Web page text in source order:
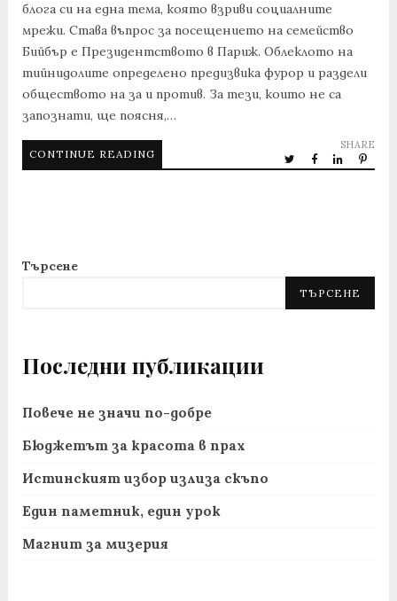
блога си на една тема, която взриви социалните
мрежи. Става въпрос за посещението на семейство
Бийбър е Президентството в Париж. Облеклото на
тийнидолите определено предизвика фурор и раздели
обществото на за и против. За тези, които не са
запознати, ще поясня,…
CONTINUE READING
SHARE
Търсене
ТЪРСЕНЕ
Последни публикации
Повече не значи по-добре
Бюджетът за красота в прах
Истинският избор излиза скъпо
Един паметник, един урок
Магнит за мизерия